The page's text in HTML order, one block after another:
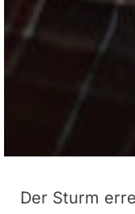
Der Sturm